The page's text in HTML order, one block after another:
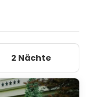
Jetset.
etwa 9.200 und
2 Nächte